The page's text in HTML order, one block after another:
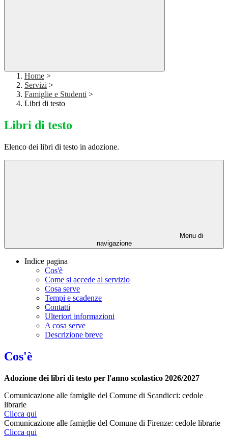
Home >
Servizi >
Famiglie e Studenti >
Libri di testo
Libri di testo
Elenco dei libri di testo in adozione.
Menu di
navigazione
Indice pagina
Cos'è
Come si accede al servizio
Cosa serve
Tempi e scadenze
Contatti
Ulteriori informazioni
A cosa serve
Descrizione breve
Cos'è
Adozione dei libri di testo per l'anno scolastico 2026/2027
Comunicazione alle famiglie del Comune di Scandicci: cedole
librarie
Clicca qui
Comunicazione alle famiglie del Comune di Firenze: cedole librarie
Clicca qui